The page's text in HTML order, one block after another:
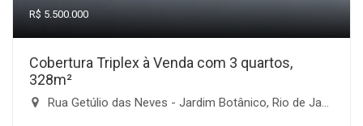
R$ 5.500.000
Cobertura Triplex à Venda com 3 quartos,
328m²
Rua Getúlio das Neves - Jardim Botânico, Rio de Janeiro-RJ